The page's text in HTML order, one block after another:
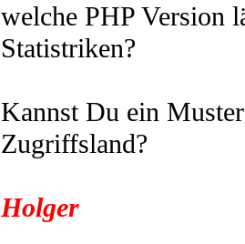
welche PHP Version
Statistriken?
Kannst Du ein
Zugriffsland?
Holger